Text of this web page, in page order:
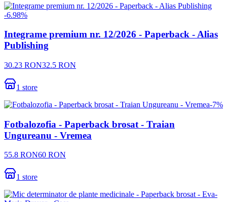
-6.98%
Integrame premium nr. 12/2026 - Paperback - Alias
Publishing
30.23 RON32.5 RON
1 store
-7%
Fotbalozofia - Paperback brosat - Traian
Ungureanu - Vremea
55.8 RON60 RON
1 store